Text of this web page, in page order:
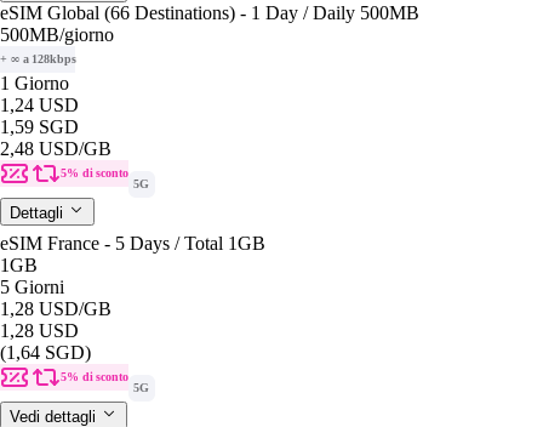
eSIM Global (66 Destinations) - 1 Day / Daily 500MB
500MB/giorno
+ ∞ a 128kbps
1 Giorno
1,24 USD
1,59 SGD
2,48 USD/GB
5% di sconto
5G
Dettagli
eSIM France - 5 Days / Total 1GB
1GB
5 Giorni
1,28 USD/GB
1,28 USD
(1,64 SGD)
5% di sconto
5G
Vedi dettagli